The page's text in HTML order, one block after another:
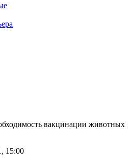
вакцинации животных
15:00